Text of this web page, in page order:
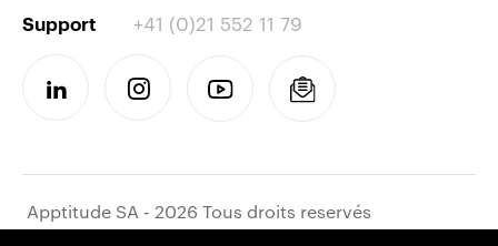
Support +41 (0)21 552 11 79
Apptitude SA - 2026 Tous droits reservés